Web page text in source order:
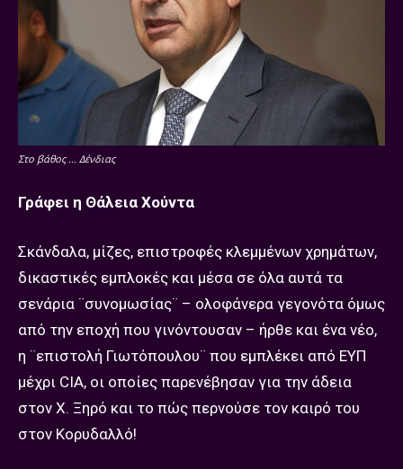
Στο βάθος … Δένδιας
Γράφει η Θάλεια Χούντα
Σκάνδαλα, μίζες, επιστροφές κλεμμένων χρημάτων,
δικαστικές εμπλοκές και μέσα σε όλα αυτά τα
σενάρια ¨συνομωσίας¨ – ολοφάνερα γεγονότα όμως
από την εποχή που γινόντουσαν – ήρθε και ένα νέο,
η ¨επιστολή Γιωτόπουλου¨ που εμπλέκει από ΕΥΠ
μέχρι CIA, οι οποίες παρενέβησαν για την άδεια
στον Χ. Ξηρό και το πώς περνούσε τον καιρό του
στον Κορυδαλλό!